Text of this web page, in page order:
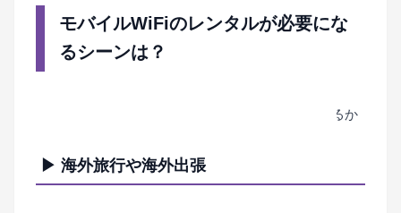
モバイルWiFiのレンタルが必要にな
るシーンは？
う方
るか
せん
▶ 海外旅行や海外出張